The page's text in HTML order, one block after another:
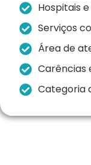
Hospitais
Serviços
Área de
Carências
Categoria